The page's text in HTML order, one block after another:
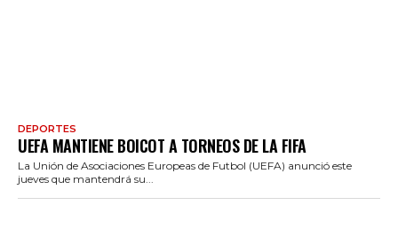
DEPORTES
UEFA MANTIENE BOICOT A TORNEOS DE LA FIFA
La Unión de Asociaciones Europeas de Futbol (UEFA) anunció este
jueves que mantendrá su...